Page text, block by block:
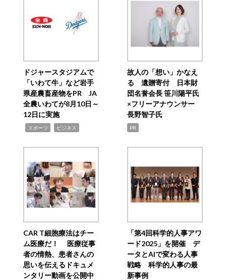
ドジャースタジアムで
「いわて牛」など岩手
県産農畜産物をPR JA
全農いわてが8月10日～
12日に実施
スポーツ ビジネス
故人の「想い」かなえ
る 遺贈寄付 日本財
団名誉会長 笹川陽平氏
×フリーアナウンサー
長野智子氏
PR
CAR T細胞療法はチー
ム医療だ！ 医療従事
者の情熱、患者さんの
思いを伝えるドキュメ
ンタリー動画を公開中
「第4回科学的人事アワ
ード2025」を開催 デ
ータとAIで変わる人事
戦略 科学的人事の最
新事例